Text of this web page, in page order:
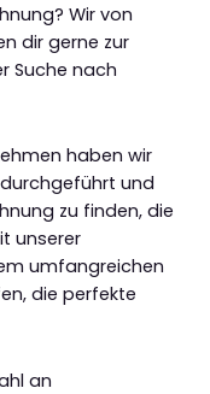
Wir von
dir gerne zur
Suche nach
haben wir
und
zu finden, die
unserer
umfangreichen
die perfekte
an